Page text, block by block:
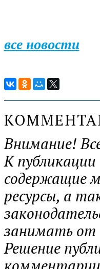
все новости
Внимание!
К
содержащие
ресурсы, а
занимать от
Решение